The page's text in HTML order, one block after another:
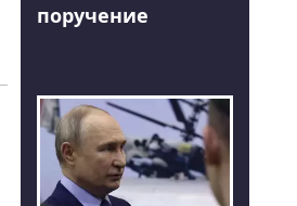
поручение